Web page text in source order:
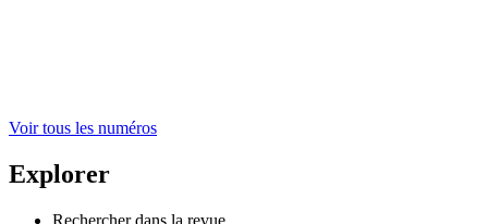
Voir tous les numéros
Explorer